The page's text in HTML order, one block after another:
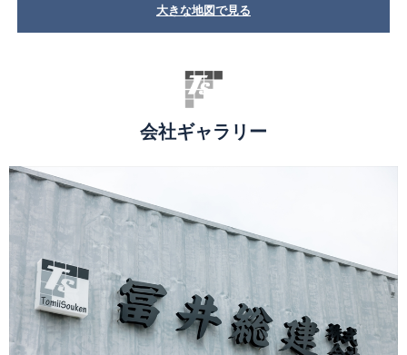
大きな地図で見る
会社ギャラリー